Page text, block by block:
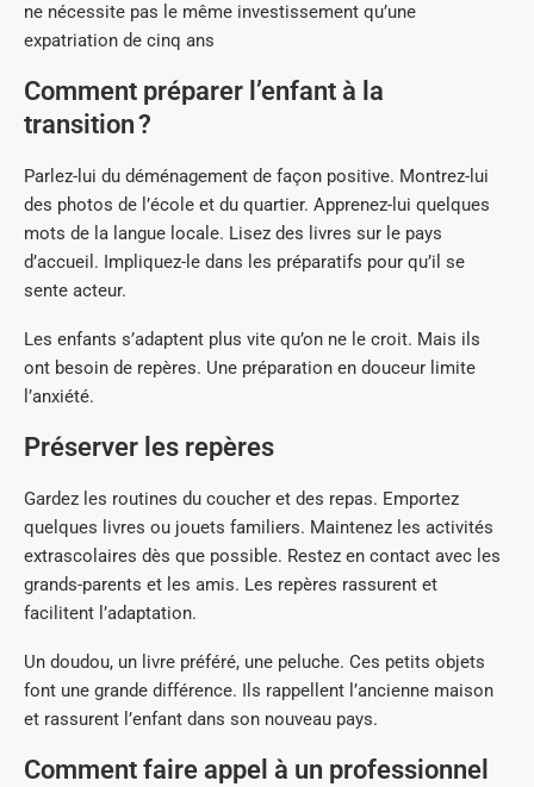
ne nécessite pas le même investissement qu’une
expatriation de cinq ans
Comment préparer l’enfant à la
transition ?
Parlez-lui du déménagement de façon positive. Montrez-lui
des photos de l’école et du quartier. Apprenez-lui quelques
mots de la langue locale. Lisez des livres sur le pays
d’accueil. Impliquez-le dans les préparatifs pour qu’il se
sente acteur.
Les enfants s’adaptent plus vite qu’on ne le croit. Mais ils
ont besoin de repères. Une préparation en douceur limite
l’anxiété.
Préserver les repères
Gardez les routines du coucher et des repas. Emportez
quelques livres ou jouets familiers. Maintenez les activités
extrascolaires dès que possible. Restez en contact avec les
grands-parents et les amis. Les repères rassurent et
facilitent l’adaptation.
Un doudou, un livre préféré, une peluche. Ces petits objets
font une grande différence. Ils rappellent l’ancienne maison
et rassurent l’enfant dans son nouveau pays.
Comment faire appel à un professionnel